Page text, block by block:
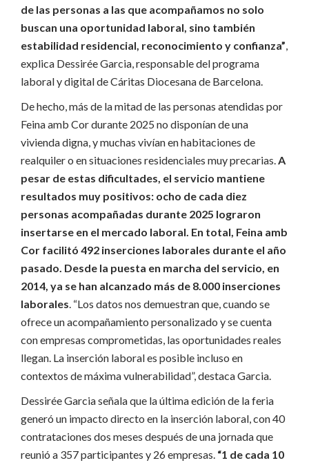
de las personas a las que acompañamos no solo
buscan una oportunidad laboral, sino también
estabilidad residencial, reconocimiento y confianza”,
explica Dessirée Garcia, responsable del programa
laboral y digital de Cáritas Diocesana de Barcelona.
De hecho, más de la mitad de las personas atendidas por
Feina amb Cor durante 2025 no disponían de una
vivienda digna, y muchas vivían en habitaciones de
realquiler o en situaciones residenciales muy precarias.A
pesar de estas dificultades, el servicio mantiene
resultados muy positivos: ocho de cada diez
personas acompañadas durante 2025 lograron
insertarse en el mercado laboral. En total, Feina amb
Cor facilitó 492 inserciones laborales durante el año
pasado. Desde la puesta en marcha del servicio, en
2014, ya se han alcanzado más de 8.000 inserciones
laborales. “Los datos nos demuestran que, cuando se
ofrece un acompañamiento personalizado y se cuenta
con empresas comprometidas, las oportunidades reales
llegan. La inserción laboral es posible incluso en
contextos de máxima vulnerabilidad”, destaca Garcia.
Dessirée Garcia señala que la última edición de la feria
generó un impacto directo en la inserción laboral, con 40
contrataciones dos meses después de una jornada que
reunió a 357 participantes y 26 empresas. “1 de cada 10